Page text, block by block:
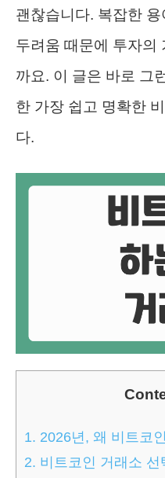
괜찮습니다. 복잡한
두려움 때문에 투자의
까요. 이 글은 바로 그
한 가장 쉽고 명확한
다.
1. 2026년, 왜 비트코
2. 비트코인 거래소